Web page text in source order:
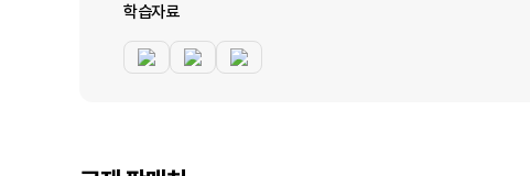
학습자료